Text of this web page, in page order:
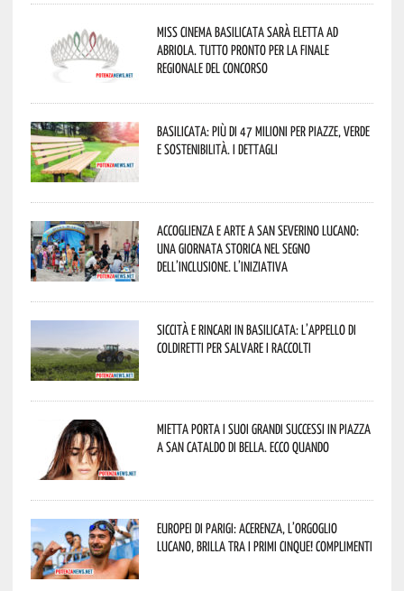
Miss Cinema Basilicata sarà eletta ad
Abriola. Tutto pronto per la finale
regionale del concorso
Basilicata: più di 47 milioni per piazze, verde
e sostenibilità. I dettagli
Accoglienza e arte a San Severino Lucano:
una giornata storica nel segno
dell’inclusione. L’iniziativa
Siccità e rincari in Basilicata: l’appello di
Coldiretti per salvare i raccolti
Mietta porta i suoi grandi successi in piazza
a San Cataldo di Bella. Ecco quando
Europei di Parigi: Acerenza, l’orgoglio
lucano, brilla tra i primi cinque! Complimenti